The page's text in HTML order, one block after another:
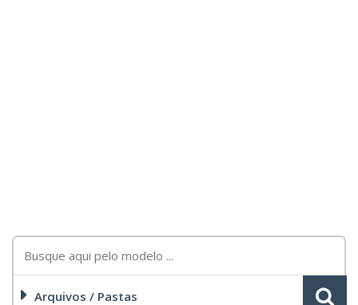
Arquivos / Pastas